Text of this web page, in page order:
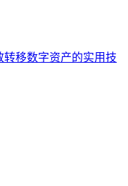
转移数字资产的实用技